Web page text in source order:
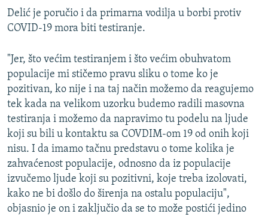
Delić je poručio i da primarna vodilja u borbi protiv
COVID-19 mora biti testiranje.
"Jer, što većim testiranjem i što većim obuhvatom
populacije mi stičemo pravu sliku o tome ko je
pozitivan, ko nije i na taj način možemo da reagujemo
tek kada na velikom uzorku budemo radili masovna
testiranja i možemo da napravimo tu podelu na ljude
koji su bili u kontaktu sa COVDIM-om 19 od onih koji
nisu. I da imamo tačnu predstavu o tome kolika je
zahvaćenost populacije, odnosno da iz populacije
izvučemo ljude koji su pozitivni, koje treba izolovati,
kako ne bi došlo do širenja na ostalu populaciju",
objasnio je on i zaključio da se to može postići jedino